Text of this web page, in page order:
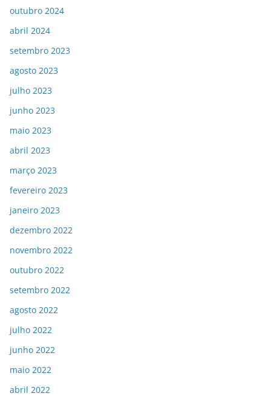
outubro 2024
abril 2024
setembro 2023
agosto 2023
julho 2023
junho 2023
maio 2023
abril 2023
março 2023
fevereiro 2023
janeiro 2023
dezembro 2022
novembro 2022
outubro 2022
setembro 2022
agosto 2022
julho 2022
junho 2022
maio 2022
abril 2022